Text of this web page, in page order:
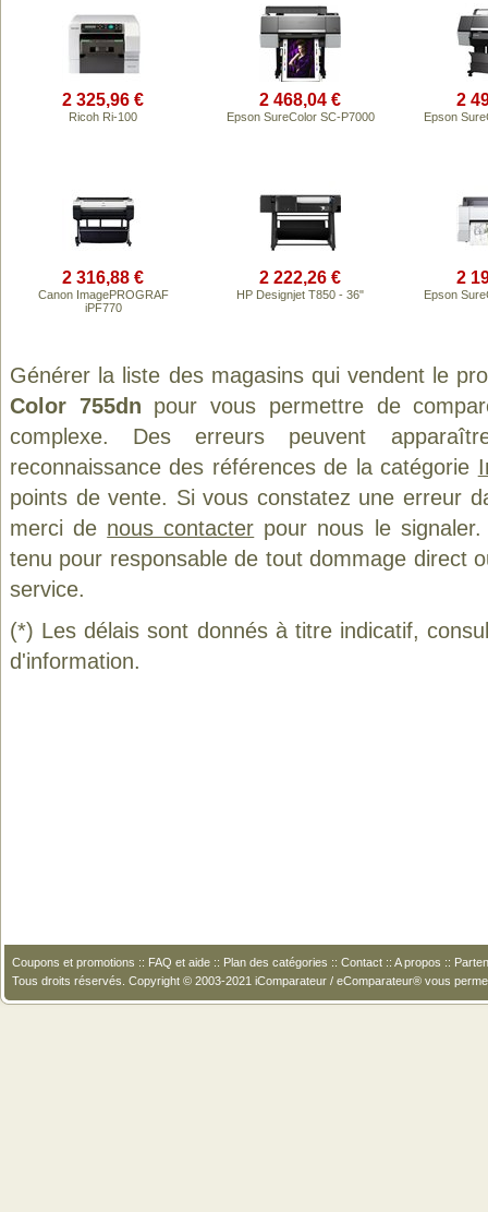
2 325,96 €
Ricoh Ri-100
2 468,04 €
Epson SureColor SC-P7000
2
Epson
2 316,88 €
Canon ImagePROGRAF
iPF770
2 222,26 €
HP Designjet T850 - 36"
2
Epson
Générer la liste des magasins qui vendent le
Color 755dn pour vous permettre de
complexe. Des erreurs peuvent
reconnaissance des références de la catégorie
points de vente. Si vous constatez une erreur
merci de nous contacter pour nous le
tenu pour responsable de tout dommage direct
service.
(*) Les délais sont donnés à titre indicatif,
d'information.
Coupons et promotions :: FAQ et aide :: Plan des catégories :: Contact :: A propos ::
Tous droits réservés. Copyright © 2003-2021 iComparateur / eComparateur® vous